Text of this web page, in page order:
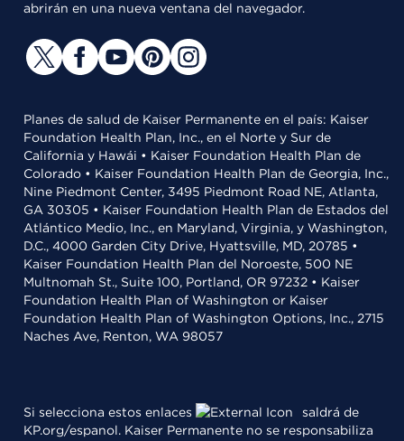
abrirán en una nueva ventana del navegador.
Planes de salud de Kaiser Permanente en el país: Kaiser
Foundation Health Plan, Inc., en el Norte y Sur de
California y Hawái • Kaiser Foundation Health Plan de
Colorado • Kaiser Foundation Health Plan de Georgia, Inc.,
Nine Piedmont Center, 3495 Piedmont Road NE, Atlanta,
GA 30305 • Kaiser Foundation Health Plan de Estados del
Atlántico Medio, Inc., en Maryland, Virginia, y Washington,
D.C., 4000 Garden City Drive, Hyattsville, MD, 20785 •
Kaiser Foundation Health Plan del Noroeste, 500 NE
Multnomah St., Suite 100, Portland, OR 97232 • Kaiser
Foundation Health Plan of Washington or Kaiser
Foundation Health Plan of Washington Options, Inc., 2715
Naches Ave, Renton, WA 98057
Si selecciona estos enlaces
saldrá de
KP.org/espanol. Kaiser Permanente no se responsabiliza